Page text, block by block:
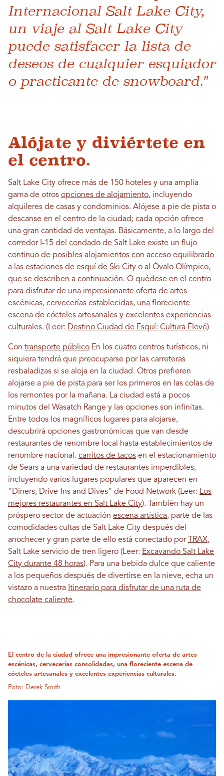
Internacional Salt Lake City,
un viaje al Salt Lake City
puede satisfacer la lista de
deseos de cualquier esquiador
o practicante de snowboard."
Alójate y diviértete en
el centro.
Salt Lake City ofrece más de 150 hoteles y una amplia
gama de otros opciones de alojamiento, incluyendo
alquileres de casas y condominios. Alójese a pie de pista o
descanse en el centro de la ciudad; cada opción ofrece
una gran cantidad de ventajas. Básicamente, a lo largo del
corredor I-15 del condado de Salt Lake existe un flujo
continuo de posibles alojamientos con acceso equilibrado
a las estaciones de esquí de Ski City o al Óvalo Olímpico,
que se describen a continuación. O quédese en el centro
para disfrutar de una impresionante oferta de artes
escénicas, cervecerías establecidas, una floreciente
escena de cócteles artesanales y excelentes experiencias
culturales. (Leer: Destino Ciudad de Esquí: Cultura Élevé)
Con transporte público En los cuatro centros turísticos, ni
siquiera tendrá que preocuparse por las carreteras
resbaladizas si se aloja en la ciudad. Otros prefieren
alojarse a pie de pista para ser los primeros en las colas de
los remontes por la mañana. La ciudad está a pocos
minutos del Wasatch Range y las opciones son infinitas.
Entre todos los magníficos lugares para alojarse,
descubrirá opciones gastronómicas que van desde
restaurantes de renombre local hasta establecimientos de
renombre nacional. carritos de tacos en el estacionamiento
de Sears a una variedad de restaurantes imperdibles,
incluyendo varios lugares populares que aparecen en
"Diners, Drive-Ins and Dives" de Food Network (Leer: Los
mejores restaurantes en Salt Lake City). También hay un
próspero sector de actuación escena artística, parte de las
comodidades cultas de Salt Lake City después del
anochecer y gran parte de ello está conectado por
TRAX,
Salt Lake servicio de tren ligero (Leer: Excavando Salt Lake
City durante 48 horas). Para una bebida dulce que caliente
a los pequeños después de divertirse en la nieve, echa un
vistazo a nuestra Itinerario para disfrutar de una ruta de
chocolate caliente.
El centro de la ciudad ofrece una impresionante oferta de artes
escénicas, cervecerías consolidadas, una floreciente escena de
cócteles artesanales y excelentes experiencias culturales.
Foto: Derek Smith